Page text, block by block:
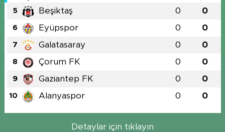
5 Beşiktaş 0 0
6 Eyüpspor 0 0
7 Galatasaray 0 0
8 Çorum FK 0 0
9 Gaziantep FK 0 0
10 Alanyaspor 0 0
Detaylar için tıklayın